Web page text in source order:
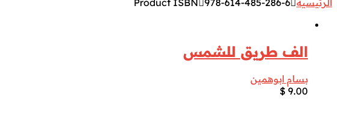
الرئيسية
Product ISBN 978-614-485-286-6
الف طريق للشمس
بسام ابوهمين
$ 9.00